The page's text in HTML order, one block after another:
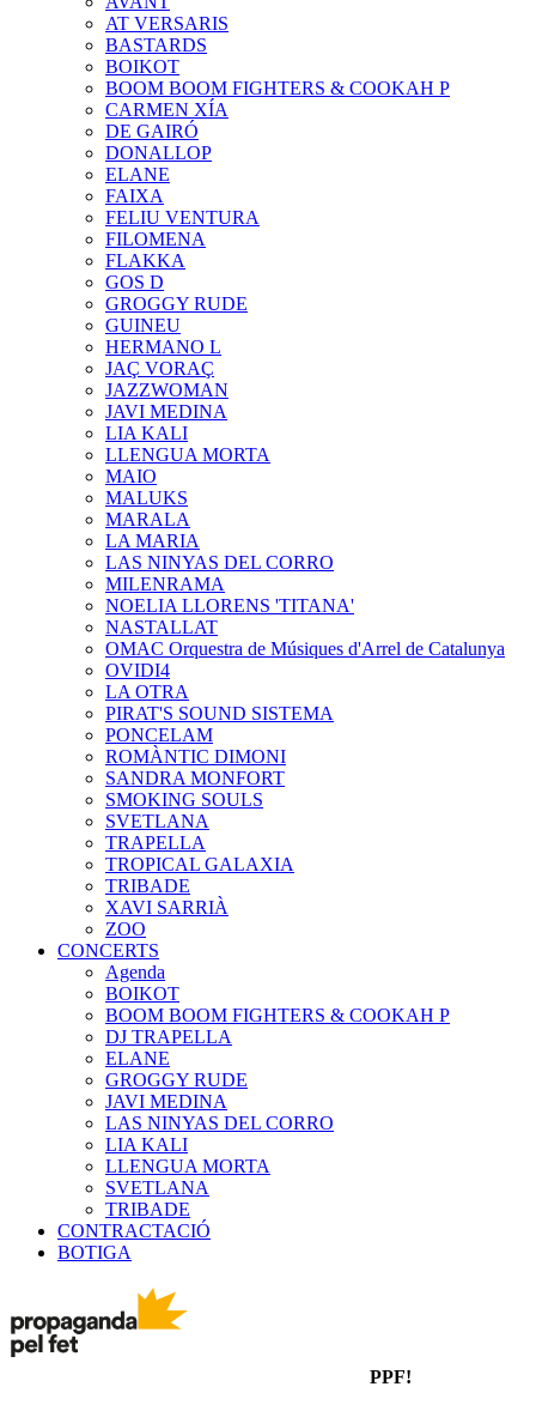
AT VERSARIS
BASTARDS
BOIKOT
BOOM BOOM FIGHTERS & COOKAH P
CARMEN XÍA
DE GAIRÓ
DONALLOP
ELANE
FAIXA
FELIU VENTURA
FILOMENA
FLAKKA
GOS D
GROGGY RUDE
GUINEU
HERMANO L
JAÇ VORAÇ
JAZZWOMAN
JAVI MEDINA
LIA KALI
LLENGUA MORTA
MAIO
MALUKS
MARALA
LA MARIA
LAS NINYAS DEL CORRO
MILENRAMA
NOELIA LLORENS 'TITANA'
NASTALLAT
OMAC Orquestra de Músiques d'Arrel de Catalunya
OVIDI4
LA OTRA
PIRAT'S SOUND SISTEMA
PONCELAM
ROMÀNTIC DIMONI
SANDRA MONFORT
SMOKING SOULS
SVETLANA
TRAPELLA
TROPICAL GALAXIA
TRIBADE
XAVI SARRIÀ
ZOO
CONCERTS
Agenda
BOIKOT
BOOM BOOM FIGHTERS & COOKAH P
DJ TRAPELLA
ELANE
GROGGY RUDE
JAVI MEDINA
LAS NINYAS DEL CORRO
LIA KALI
LLENGUA MORTA
SVETLANA
TRIBADE
CONTRACTACIÓ
BOTIGA
PPF!